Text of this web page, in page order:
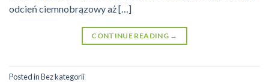
odcień ciemnobrązowy aż […]
CONTINUE READING →
Posted inBez kategorii